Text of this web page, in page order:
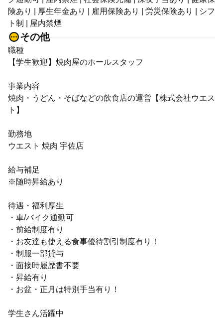
険あり | 厚生年金あり | 雇用保険あり | 労災保険あり | シフ
ト制 | 屋内禁煙
その他
職種
【学生歓迎】焼肉屋のホールスタッフ
事業内容
焼肉・うどん・そばなどの飲食店の運営【株式会社ウエス
ト】
勤務地
ウエスト 焼肉 宇佐店
給与補足
※随時昇給あり
待遇・福利厚生
・車/バイク通勤可
・前給制度有り
・お友達も使える食事優待割引制度有り！
・制服一部貸与
・面接時履歴書不要
・昇給有り
・お盆・正月は特別手当有り！
学生さん活躍中